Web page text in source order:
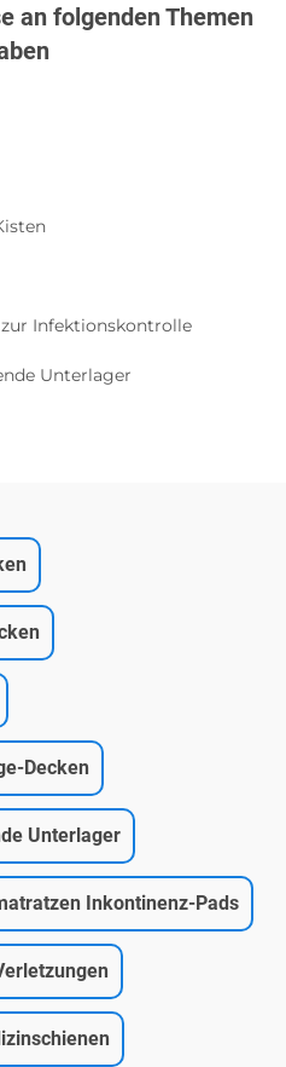
an folgenden Themen
Infektionskontrolle
Unterlager
Decken
Unterlager
Inkontinenz-Pads